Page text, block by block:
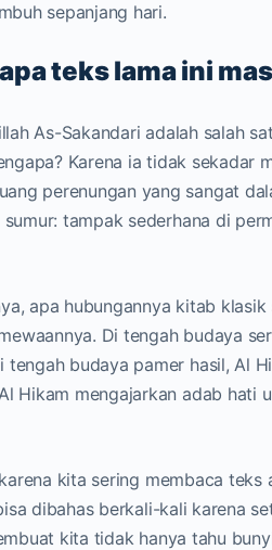
sepanjang hari.
teks lama ini
As-Sakandari adalah salah
Karena ia tidak sekadar
perenungan yang sangat
tampak sederhana di
apa hubungannya kitab
Di tengah budaya
budaya pamer hasil, Al
Hikam mengajarkan adab hati
kita sering membaca teks
dibahas berkali-kali karena
kita tidak hanya tahu